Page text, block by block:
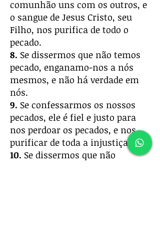
comunhão uns com os outros, e
o sangue de Jesus Cristo, seu
Filho, nos purifica de todo o
pecado.
8. Se dissermos que não temos
pecado, enganamo-nos a nós
mesmos, e não há verdade em
nós.
9. Se confessarmos os nossos
pecados, ele é fiel e justo para
nos perdoar os pecados, e nos
purificar de toda a injustiça.
10. Se dissermos que não